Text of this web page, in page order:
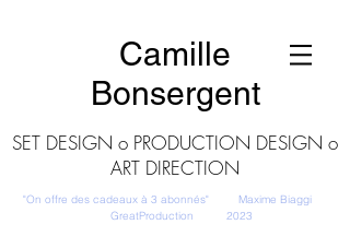
Camille
Bonsergent
SET DESIGN o PRODUCTION DESIGN o
ART DIRECTION
"On offre des cadeaux à 3 abonnés" Maxime Biaggi
GreatProduction 2023